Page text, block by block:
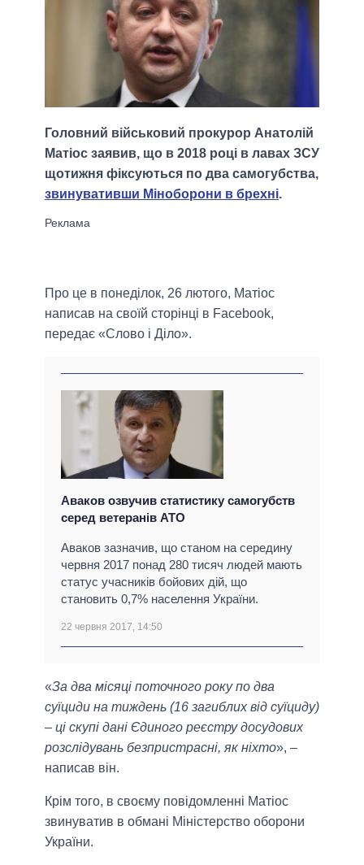
Головний військовий прокурор Анатолій
Матіос заявив, що в 2018 році в лавах ЗСУ
щотижня фіксуються по два самогубства,
звинувативши Міноборони в брехні.
Про це в понеділок, 26 лютого, Матіос
написав на своїй сторінці в Facebook,
передає «Слово і Діло».
Аваков озвучив статистику самогубств
серед ветеранів АТО
Аваков зазначив, що станом на середину
червня 2017 понад 280 тисяч людей мають
статус учасників бойових дій, що
становить 0,7% населення України.
22 червня 2017, 14:50
«За два місяці поточного року по два
суїциди на тиждень (16 загиблих від суїциду)
– ці скупі дані Єдиного реєстру досудових
розслідувань безпристрасні, як ніхто», –
написав він.
Крім того, в своєму повідомленні Матіос
звинуватив в обмані Міністерство оборони
України.